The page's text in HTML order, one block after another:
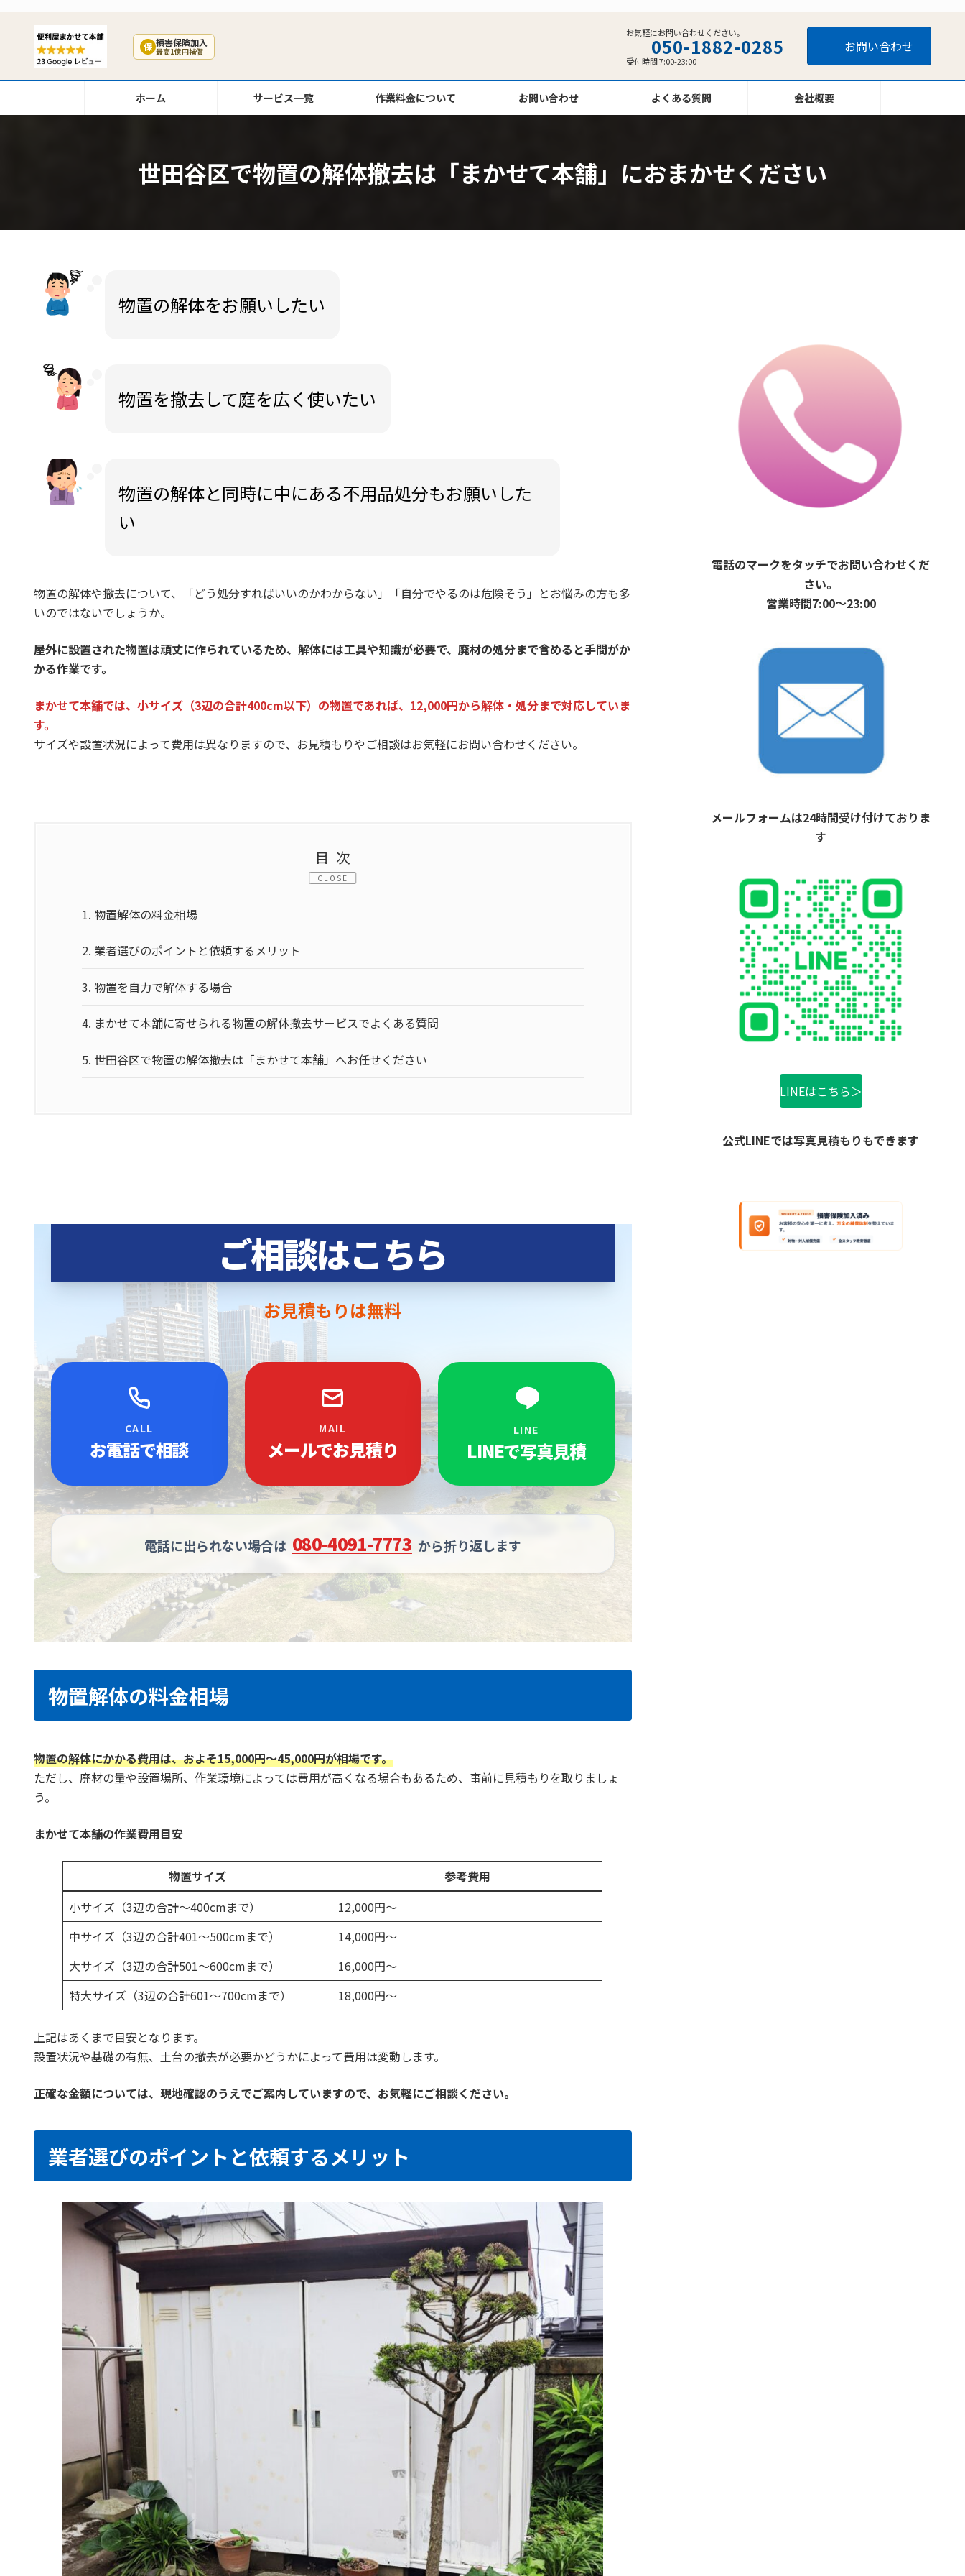
ツ
ス
シ
ン
保 損害保険加入
最高1億円補償
お気軽にお問い合わせください。
050-1882-0285
受付時間 7:00-23:00
お問い合わせ
ホーム サービス一覧 作業料金について お問い合わせ よくある質問 会社概要
世田谷区で物置の解体撤去は「まかせて本舗」におまかせください
物置の解体をお願いしたい
物置を撤去して庭を広く使いたい
物置の解体と同時に中にある不用品処分もお願いした
い
物置の解体や撤去について、「どう処分すればいいのかわからない」「自分でやるのは危険そう」とお悩みの方も多
いのではないでしょうか。
屋外に設置された物置は頑丈に作られているため、解体には工具や知識が必要で、廃材の処分まで含めると手間がか
かる作業です。
まかせて本舗では、小サイズ（3辺の合計400cm以下）の物置であれば、12,000円から解体・処分まで対応していま
す。
サイズや設置状況によって費用は異なりますので、お見積もりやご相談はお気軽にお問い合わせください。
目次
CLOSE
1. 物置解体の料金相場
2. 業者選びのポイントと依頼するメリット
3. 物置を自力で解体する場合
4. まかせて本舗に寄せられる物置の解体撤去サービスでよくある質問
5. 世田谷区で物置の解体撤去は「まかせて本舗」へお任せください
ご相談はこちら
お見積もりは無料
CALL
お電話で相談
MAIL
メールでお見積り
LINE
LINEで写真見積
電話に出られない場合は 080-4091-7773 から折り返します
物置解体の料金相場
物置の解体にかかる費用は、およそ15,000円〜45,000円が相場です。
ただし、廃材の量や設置場所、作業環境によっては費用が高くなる場合もあるため、事前に見積もりを取りましょ
う。
まかせて本舗の作業費用目安
物置サイズ
参考費用
小サイズ（3辺の合計〜400cmまで）
12,000円〜
中サイズ（3辺の合計401〜500cmまで）
14,000円〜
大サイズ（3辺の合計501〜600cmまで）
16,000円〜
特大サイズ（3辺の合計601〜700cmまで）
18,000円〜
上記はあくまで目安となります。
設置状況や基礎の有無、土台の撤去が必要かどうかによって費用は変動します。
正確な金額については、現地確認のうえでご案内していますので、お気軽にご相談ください。
業者選びのポイントと依頼するメリット
電話のマークをタッチでお問い合わせくだ
さい。
営業時間7:00〜23:00
メールフォームは24時間受け付けておりま
す
LINEはこちら＞
公式LINEでは写真見積もりもできます